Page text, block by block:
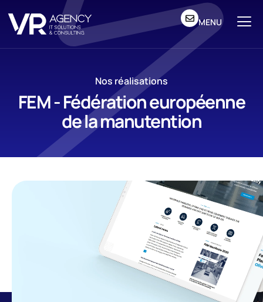
MENU
Nos réalisations
FEM - Fédération européenne
de la manutention